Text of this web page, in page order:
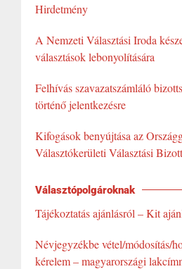
Hirdetmény
A Nemzeti Választási Iroda
választások lebonyolítására
Felhívás szavazatszámláló
történő jelentkezésre
Kifogások benyújtása az
Választókerületi Választási
Választópolgároknak
Tájékoztatás ajánlásról – Kit
Névjegyzékbe vétel/módosítás/
kérelem – magyarországi